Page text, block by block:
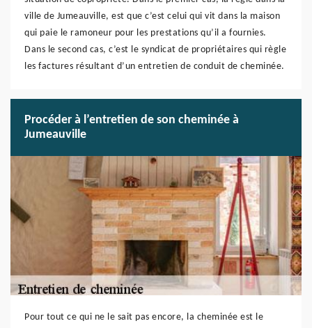
ville de Jumeauville, est que c’est celui qui vit dans la maison
qui paie le ramoneur pour les prestations qu’il a fournies.
Dans le second cas, c’est le syndicat de propriétaires qui règle
les factures résultant d’un entretien de conduit de cheminée.
Procéder à l’entretien de son cheminée à
Jumeauville
Pour tout ce qui ne le sait pas encore, la cheminée est le